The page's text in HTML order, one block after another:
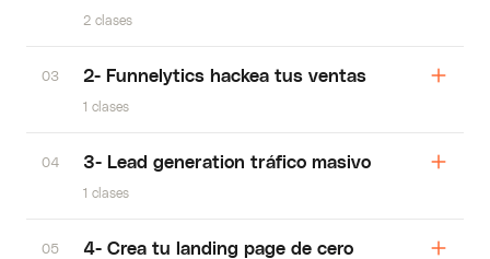
2 clases
03 2- Funnelytics hackea tus ventas
1 clases
04 3- Lead generation tráfico masivo
1 clases
05 4- Crea tu landing page de cero